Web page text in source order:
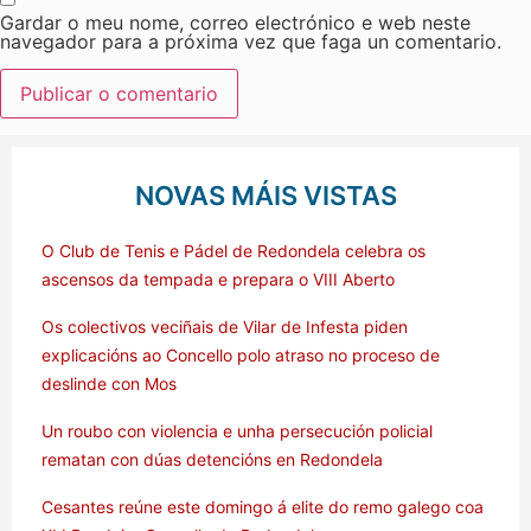
Gardar o meu nome, correo electrónico e web neste
navegador para a próxima vez que faga un comentario.
NOVAS MÁIS VISTAS
O Club de Tenis e Pádel de Redondela celebra os
ascensos da tempada e prepara o VIII Aberto
Os colectivos veciñais de Vilar de Infesta piden
explicacións ao Concello polo atraso no proceso de
deslinde con Mos
Un roubo con violencia e unha persecución policial
rematan con dúas detencións en Redondela
Cesantes reúne este domingo á elite do remo galego coa